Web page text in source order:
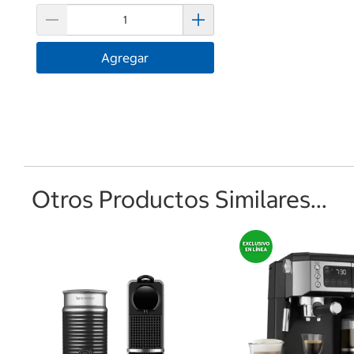
Agregar
Otros Productos Similares...